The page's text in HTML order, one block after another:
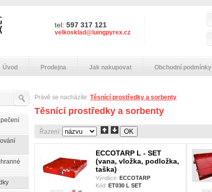
tel: 597 317 121
velkosklad@luingpyrex.cz
Úvod Prodejna Jak nakupovat Obchodní podmínky
Právě se nacházíte: Těsnící prostředky a sorbenty
Těsnící prostředky a sorbenty
Řazení:
ECCOTARP L - SET
(vana, vložka, podložka,
taška)
Výrobce: ECCOTARP
Kód: ET030 L SET